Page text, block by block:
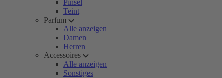
Pinsel
Teint
Parfum
Alle anzeigen
Damen
Herren
Accessoires
Alle anzeigen
Sonstiges